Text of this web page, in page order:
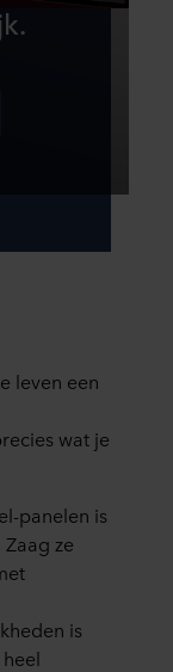
leven een
wat je
panelen is
ze
is